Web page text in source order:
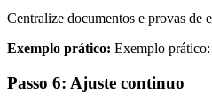
Centralize documentos e provas de
Exemplo prático: Exemplo prático:
Passo 6: Ajuste continuo